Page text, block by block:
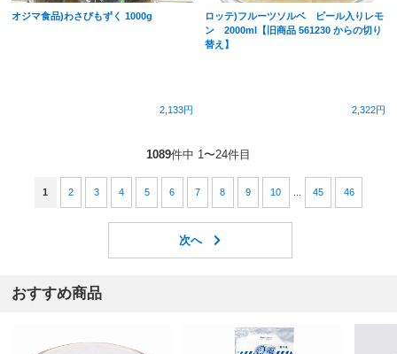
オジマ食品)わさびもずく 1000g
2,133円
ロッテ)フルーツソルベ ピール入りレモ
ン 2000ml【旧商品 561230 からの切り
替え】
2,322円
1089件中 1〜24件目
1 2 3 4 5 6 7 8 9 10 45 46
おすすめ商品